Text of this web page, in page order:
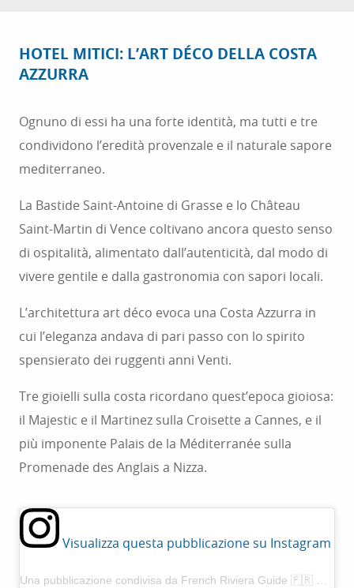
HOTEL MITICI: L’ART DÉCO DELLA COSTA
AZZURRA
Ognuno di essi ha una forte identità, ma tutti e tre
condividono l’eredità provenzale e il naturale sapore
mediterraneo.
La Bastide Saint-Antoine di Grasse e lo Château
Saint-Martin di Vence coltivano ancora questo senso
di ospitalità, alimentato dall’autenticità, dal modo di
vivere gentile e dalla gastronomia con sapori locali.
L’architettura art déco evoca una Costa Azzurra in
cui l’eleganza andava di pari passo con lo spirito
spensierato dei ruggenti anni Venti.
Tre gioielli sulla costa ricordano quest’epoca gioiosa:
il Majestic e il Martinez sulla Croisette a Cannes, e il
più imponente Palais de la Méditerranée sulla
Promenade des Anglais a Nizza.
Visualizza questa pubblicazione su Instagram